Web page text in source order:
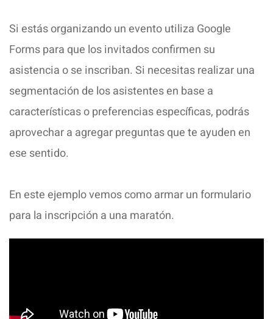
Si estás organizando un evento utiliza Google
Forms para que los invitados confirmen su
asistencia o se inscriban. Si necesitas realizar una
segmentación de los asistentes en base a
características o preferencias específicas, podrás
aprovechar a agregar preguntas que te ayuden en
ese sentido.
En este ejemplo vemos como armar un formulario
para la inscripción a una maratón.